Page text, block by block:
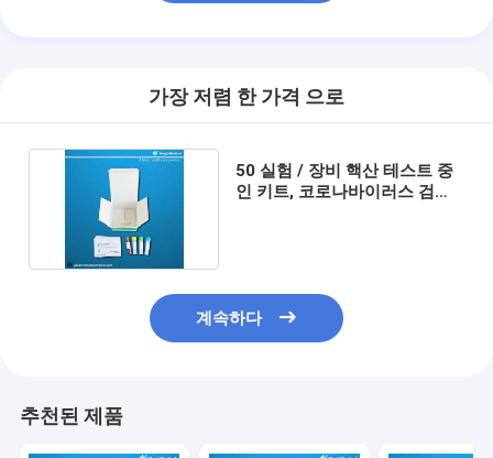
가장 저렴 한 가격 으로
50 실험 / 장비 핵산 테스트 중
인 키트, 코로나바이러스 검정
계속하다
추천된 제품